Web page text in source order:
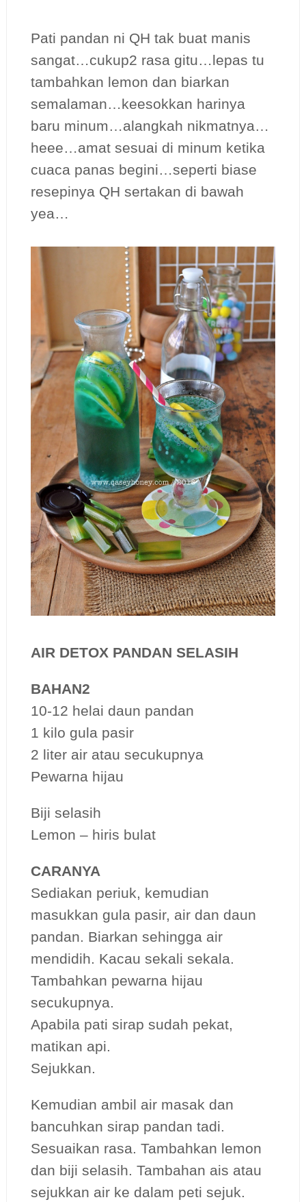
Pati pandan ni QH tak buat manis
sangat…cukup2 rasa gitu…lepas tu
tambahkan lemon dan biarkan
semalaman…keesokkan harinya
baru minum…alangkah nikmatnya…
heee…amat sesuai di minum ketika
cuaca panas begini…seperti biase
resepinya QH sertakan di bawah
yea…
AIR DETOX PANDAN SELASIH
BAHAN2
10-12 helai daun pandan
1 kilo gula pasir
2 liter air atau secukupnya
Pewarna hijau
Biji selasih
Lemon – hiris bulat
CARANYA
Sediakan periuk, kemudian
masukkan gula pasir, air dan daun
pandan. Biarkan sehingga air
mendidih. Kacau sekali sekala.
Tambahkan pewarna hijau
secukupnya.
Apabila pati sirap sudah pekat,
matikan api.
Sejukkan.
Kemudian ambil air masak dan
bancuhkan sirap pandan tadi.
Sesuaikan rasa. Tambahkan lemon
dan biji selasih. Tambahan ais atau
sejukkan air ke dalam peti sejuk.